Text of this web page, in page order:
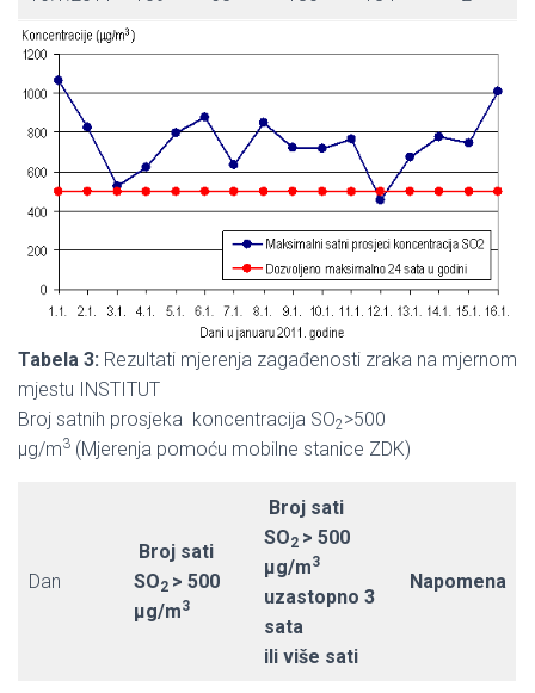
Tabela 3: Rezultati mjerenja zagađenosti zraka na mjernom
mjestu INSTITUT
Broj satnih prosjeka koncentracija SO2 >500
µg/m3 (Mjerenja pomoću mobilne stanice ZDK)
Dan
Broj sati
SO2 > 500
µg/m3
Broj sati
SO2 > 500
µg/m3
uzastopno 3
sata
ili više sati
Napomena